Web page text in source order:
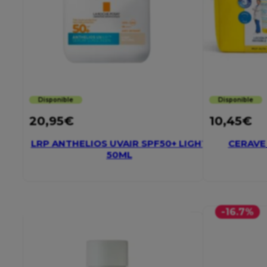
Disponible
20,95€
LRP ANTHELIOS UVAIR SPF50+ LIGHT
50ML
Disponible
10,45€
-16.7%